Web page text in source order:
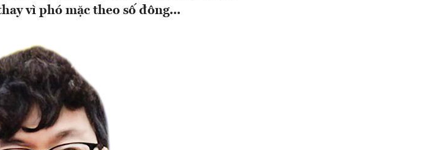
vì phó mặc theo số đông...